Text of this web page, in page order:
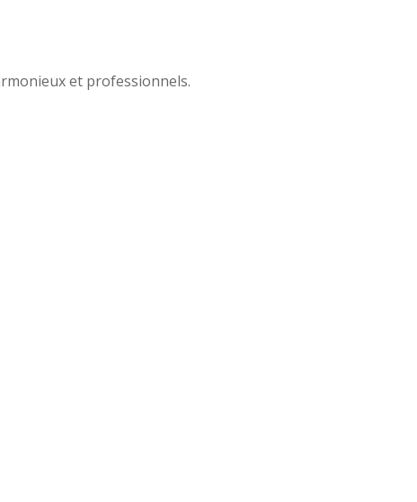
et professionnels.